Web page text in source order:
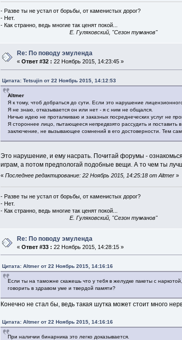
- Разве ты не устал от борьбы, от каменистых дорог?
- Нет.
- Как странно, ведь многие так ценят покой...
E. Гуляковский, "Сезон туманов"
Re: По поводу эмуленда
«Ответ #32 : 22 Ноябрь 2015, 14:23:45 »
Цитата: Tetsujin от 22 Ноябрь 2015, 14:12:53
Altmer
Я к тому, чтоб добраться до сути. Если это нарушение
Я не знаю, отказывается он или нет - я с ним не общался.
Ничью идею не проталкиваю и заказных посреднеческих услуг не
Я стороннее лицо, пытающееся непредвзято рассудить и
заключение, не вызывающее сомнений в его достоверности. Тем
Это нарушение, и ему насрать. Почитай форумы -
играм, а потом предпологай подобные вещи. А то чем ты
«Последнее редактирование: 22 Ноябрь 2015, 14:25:18 от Altmer »
- Разве ты не устал от борьбы, от каменистых дорог?
- Нет.
- Как странно, ведь многие так ценят покой...
E. Гуляковский, "Сезон туманов"
Re: По поводу эмуленда
«Ответ #33 : 22 Ноябрь 2015, 14:28:15 »
Цитата: Altmer от 22 Ноябрь 2015, 14:16:16
Если ты на таможне скажешь что у тебя в желудке пакеты с
говорить в здравом уме и твердой памяти?
Конечно не стал бы, ведь такая шутка может стоит много
Цитата: Altmer от 22 Ноябрь 2015, 14:16:16
При наличии бинарника это легко доказывается.